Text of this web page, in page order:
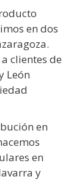
en dos
clientes de
León
en
en
y